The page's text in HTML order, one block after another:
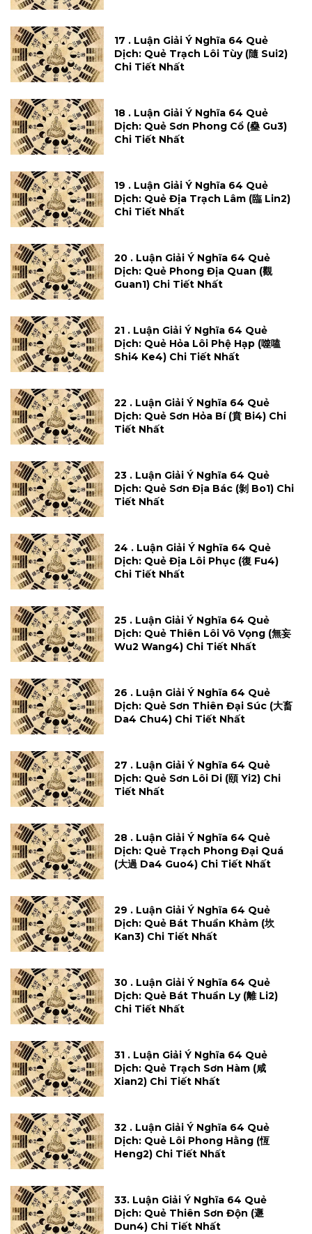
17 . Luận Giải Ý Nghĩa 64 Quẻ
Dịch: Quẻ Trạch Lôi Tùy (隨 Sui2)
Chi Tiết Nhất
18 . Luận Giải Ý Nghĩa 64 Quẻ
Dịch: Quẻ Sơn Phong Cổ (蠱 Gu3)
Chi Tiết Nhất
19 . Luận Giải Ý Nghĩa 64 Quẻ
Dịch: Quẻ Địa Trạch Lâm (臨 Lin2)
Chi Tiết Nhất
20 . Luận Giải Ý Nghĩa 64 Quẻ
Dịch: Quẻ Phong Địa Quan (觀
Guan1) Chi Tiết Nhất
21 . Luận Giải Ý Nghĩa 64 Quẻ
Dịch: Quẻ Hỏa Lôi Phệ Hạp (噬嗑
Shi4 Ke4) Chi Tiết Nhất
22 . Luận Giải Ý Nghĩa 64 Quẻ
Dịch: Quẻ Sơn Hỏa Bí (賁 Bi4) Chi
Tiết Nhất
23 . Luận Giải Ý Nghĩa 64 Quẻ
Dịch: Quẻ Sơn Địa Bác (剝 Bo1) Chi
Tiết Nhất
24 . Luận Giải Ý Nghĩa 64 Quẻ
Dịch: Quẻ Địa Lôi Phục (復 Fu4)
Chi Tiết Nhất
25 . Luận Giải Ý Nghĩa 64 Quẻ
Dịch: Quẻ Thiên Lôi Vô Vọng (無妄
Wu2 Wang4) Chi Tiết Nhất
26 . Luận Giải Ý Nghĩa 64 Quẻ
Dịch: Quẻ Sơn Thiên Đại Súc (大畜
Da4 Chu4) Chi Tiết Nhất
27 . Luận Giải Ý Nghĩa 64 Quẻ
Dịch: Quẻ Sơn Lôi Di (頤 Yi2) Chi
Tiết Nhất
28 . Luận Giải Ý Nghĩa 64 Quẻ
Dịch: Quẻ Trạch Phong Đại Quá
(大過 Da4 Guo4) Chi Tiết Nhất
29 . Luận Giải Ý Nghĩa 64 Quẻ
Dịch: Quẻ Bát Thuần Khảm (坎
Kan3) Chi Tiết Nhất
30 . Luận Giải Ý Nghĩa 64 Quẻ
Dịch: Quẻ Bát Thuần Ly (離 Li2)
Chi Tiết Nhất
31 . Luận Giải Ý Nghĩa 64 Quẻ
Dịch: Quẻ Trạch Sơn Hàm (咸
Xian2) Chi Tiết Nhất
32 . Luận Giải Ý Nghĩa 64 Quẻ
Dịch: Quẻ Lôi Phong Hằng (恆
Heng2) Chi Tiết Nhất
33. Luận Giải Ý Nghĩa 64 Quẻ
Dịch: Quẻ Thiên Sơn Độn (遯
Dun4) Chi Tiết Nhất